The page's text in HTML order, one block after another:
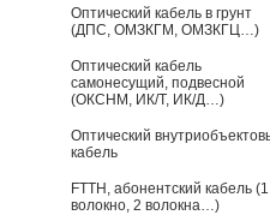
Оптический кабель в грунт
(ДПС, ОМЗКГМ, ОМЗКГЦ…)
Оптический кабель
самонесущий, подвесной
(ОКСНМ, ИК/Т, ИК/Д…)
Оптический
кабель
FTTH, абонентский кабель (1
волокно, 2 волокна…)